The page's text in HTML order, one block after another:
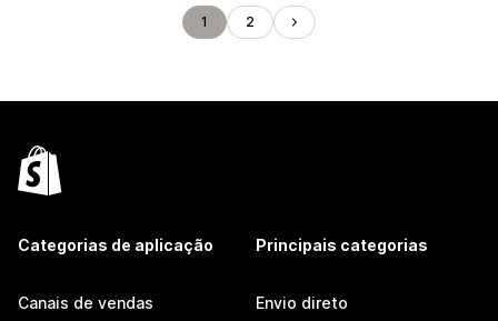
1 2
Categorias de aplicação
Canais de vendas
Principais categorias
Envio direto